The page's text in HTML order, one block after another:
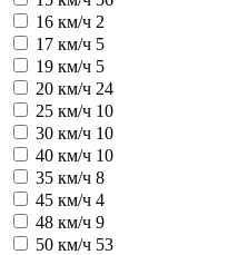
16 км/ч 2
17 км/ч 5
19 км/ч 5
20 км/ч 24
25 км/ч 10
30 км/ч 10
40 км/ч 10
35 км/ч 8
45 км/ч 4
48 км/ч 9
50 км/ч 53